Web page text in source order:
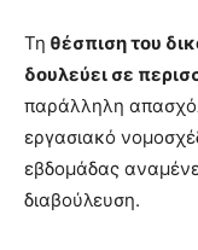
Τη θέσπιση του
δουλεύει σε
παράλληλη
εργασιακό
εβδομάδας
διαβούλευση.